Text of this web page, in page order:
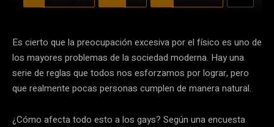
Es cierto que la preocupación excesiva por el físico es uno de
los mayores problemas de la sociedad moderna. Hay una
serie de reglas que todos nos esforzamos por lograr, pero
que realmente pocas personas cumplen de manera natural.
¿Cómo afecta todo esto a los gays? Según una encuesta